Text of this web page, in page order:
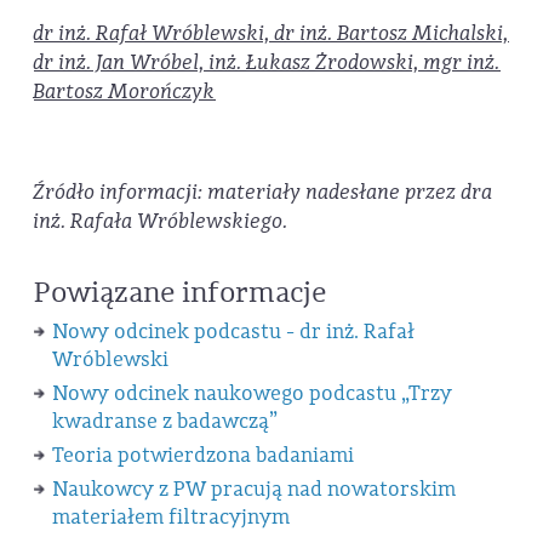
dr inż. Rafał Wróblewski, dr inż. Bartosz Michalski,
dr inż. Jan Wróbel, inż. Łukasz Żrodowski, mgr inż.
Bartosz Morończyk
Źródło informacji: materiały nadesłane przez dra
inż. Rafała Wróblewskiego.
Powiązane informacje
Nowy odcinek podcastu - dr inż. Rafał
Wróblewski
Nowy odcinek naukowego podcastu „Trzy
kwadranse z badawczą”
Teoria potwierdzona badaniami
Naukowcy z PW pracują nad nowatorskim
materiałem filtracyjnym